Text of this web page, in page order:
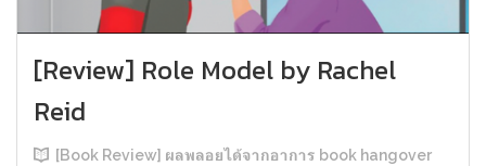
[Review] Role Model by Rachel
Reid
[Book Review] ผลพลอยได้จากอาการ book hangover